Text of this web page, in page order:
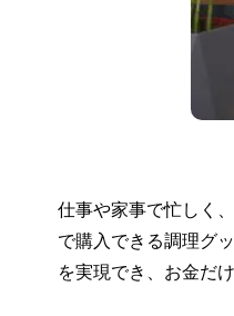
仕事や家事で忙しく
で購入できる調理グ
を実現でき、お金だ